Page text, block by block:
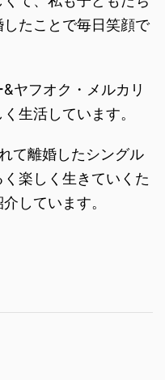
たことで毎日笑顔で
ヤフオク・メルカリ
生活しています。
て離婚したシングル
楽しく生きていくた
しています。